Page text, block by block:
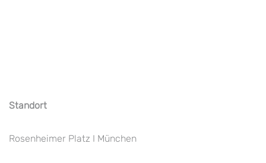
Standort
Rosenheimer Platz I München